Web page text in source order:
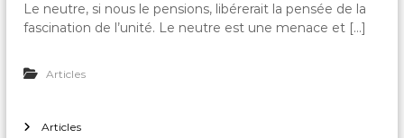
Le neutre, si nous le pensions, libérerait la pensée de la
fascination de l’unité. Le neutre est une menace et […]
Articles
Articles